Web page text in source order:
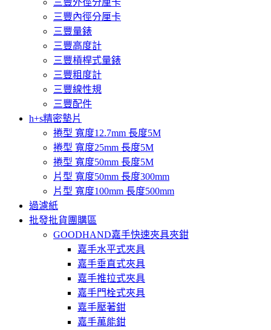
三豐內徑分厘卡
三豐量錶
三豐高度計
三豐槓桿式量錶
三豐粗度計
三豐線性規
三豐配件
h+s精密墊片
捲型 寬度12.7mm 長度5M
捲型 寬度25mm 長度5M
捲型 寬度50mm 長度5M
片型 寬度50mm 長度300mm
片型 寬度100mm 長度500mm
過濾紙
批發批貨團購區
GOODHAND嘉手快速夾具夾鉗
嘉手水平式夾具
嘉手垂直式夾具
嘉手推拉式夾具
嘉手門栓式夾具
嘉手壓著鉗
嘉手萬能鉗